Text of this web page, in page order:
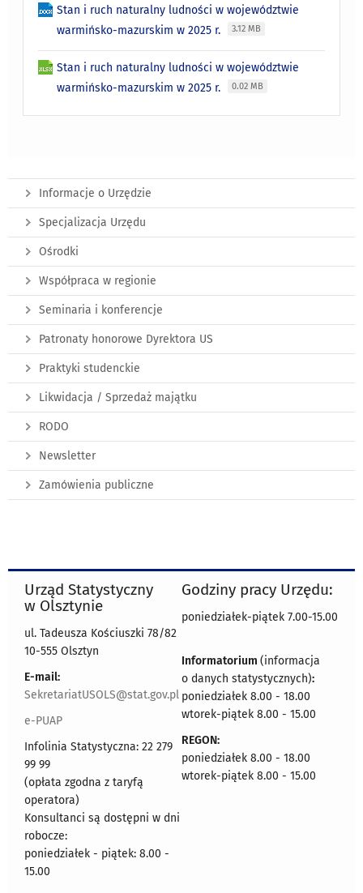
Stan i ruch naturalny ludności w województwie
warmińsko-mazurskim w 2025 r.
3.12 MB
Stan i ruch naturalny ludności w województwie
warmińsko-mazurskim w 2025 r.
0.02 MB
Informacje o Urzędzie
Specjalizacja Urzędu
Ośrodki
Współpraca w regionie
Seminaria i konferencje
Patronaty honorowe Dyrektora US
Praktyki studenckie
Likwidacja / Sprzedaż majątku
RODO
Newsletter
Zamówienia publiczne
Urząd Statystyczny
w Olsztynie
ul. Tadeusza Kościuszki 78/82
10-555 Olsztyn
E-mail:
SekretariatUSOLS@stat.gov.pl
e-PUAP
Infolinia Statystyczna: 22 279
99 99
(opłata zgodna z taryfą
operatora)
Konsultanci są dostępni w dni
robocze:
poniedziałek - piątek: 8.00 -
15.00
Godziny pracy Urzędu:
poniedziałek-piątek 7.00-15.00
Informatorium (informacja
o danych statystycznych):
poniedziałek 8.00 - 18.00
wtorek-piątek 8.00 - 15.00
REGON:
poniedziałek 8.00 - 18.00
wtorek-piątek 8.00 - 15.00